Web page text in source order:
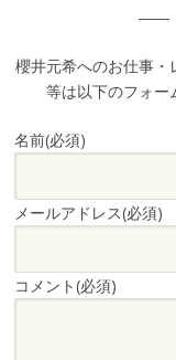
――
櫻井元希へのお仕事・
等は以下のフォー
名前(必須)
メールアドレス(必須)
コメント(必須)